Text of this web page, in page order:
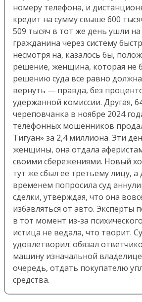
номеру телефона, и
кредит на сумму свыше 600
509 тысяч в тот же день ушли на
гражданина через систему
несмотря на, казалось бы,
решение, женщина, которая не
решению суда все равно должна
вернуть — правда, без
удержанной комиссии. Другая,
череповчанка в ноябре 2024
телефонных мошенников
Тигуан» за 2,4 миллиона. Эти
женщины, она отдала
своими сбережениями. Новый
тут же сбыл ее третьему лицу,
временем попросила суд
сделки, утверждая, что она
избавляться от авто. Эксперты
в тот момент из-за
истица не ведала, что творит.
удовлетворил: обязал
машину изначальной
очередь, отдать покупателю
средства.